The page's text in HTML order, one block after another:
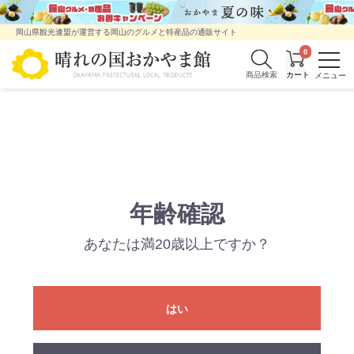
岡山県観光連盟が運営する岡山のグルメと特産品の通販サイト
商品検索
0
年齢確認
あなたは満20歳以上ですか？
はい